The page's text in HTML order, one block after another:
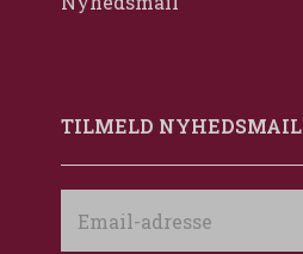
TILMELD NYHEDSMAIL
adresse